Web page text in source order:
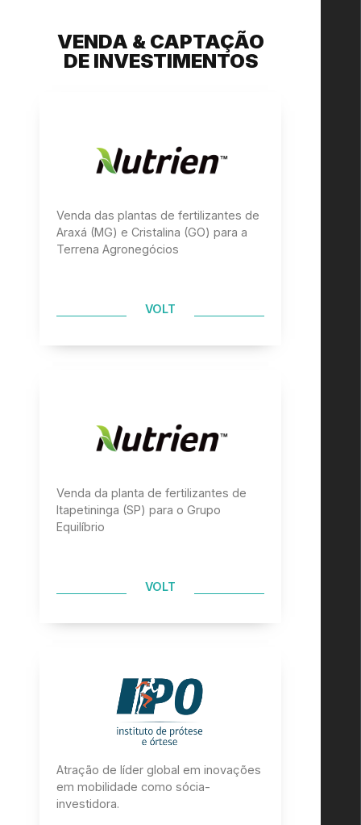
VENDA &​ CAPTAÇÃO
DE INVESTIMENTOS
Venda das plantas de fertilizantes de
Araxá (MG) e Cristalina (GO) para a
Terrena Agronegócios
VOLT
Venda da planta de fertilizantes de
Itapetininga (SP) para o Grupo
Equilíbrio
VOLT
Atração de líder global em inovações
em mobilidade como sócia-
investidora.